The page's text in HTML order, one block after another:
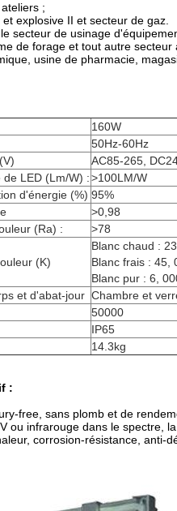
;
explosive II et secteur de gaz.
secteur de usinage
de forage et tout autre secteur
usine de pharmacie,
160W
50Hz-60Hz
AC85-265,
de LED (Lm/W) :>100LM/W
d'énergie (%) 95%
>0,98
(Ra) :
>78
(K)
Blanc chaud :
Blanc frais : 45,
Blanc pur : 6,
et d'abat-jour Chambre et
50000
IP65
14.3kg
:
free, sans plomb et de
ou infrarouge dans le spectre,
corrosion-résistance, anti-